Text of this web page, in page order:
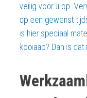
veilig voor u op.
op een gewenst
is hier speciaal
kooiaap? Dan is